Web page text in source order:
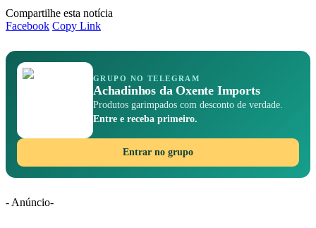
Compartilhe esta notícia
Facebook Copy Link
GRUPO NO TELEGRAM
Achadinhos da Oxente Imports
Produtos garimpados com desconto de verdade.
Entre e receba primeiro.
Entrar no grupo
- Anúncio-